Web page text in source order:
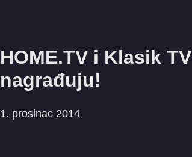
HOME.TV i Klasik TV
nagrađuju!
1. prosinac 2014